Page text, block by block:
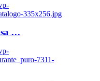
335x256.jpg
…
7311-